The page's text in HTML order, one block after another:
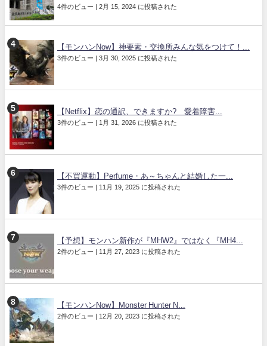
4件のビュー | 2月 15, 2024 に投稿された
【モンハンNow】神要素・交換所みんな気をつけて！...
3件のビュー | 3月 30, 2025 に投稿された
【Netflix】恋の通訳、できますか? 愛着障害...
3件のビュー | 1月 31, 2026 に投稿された
【不買運動】Perfume・あ～ちゃんと結婚した一...
3件のビュー | 11月 19, 2025 に投稿された
【予想】モンハン新作が『MHW2』ではなく『MH4...
2件のビュー | 11月 27, 2023 に投稿された
【モンハンNow】Monster Hunter N...
2件のビュー | 12月 20, 2023 に投稿された